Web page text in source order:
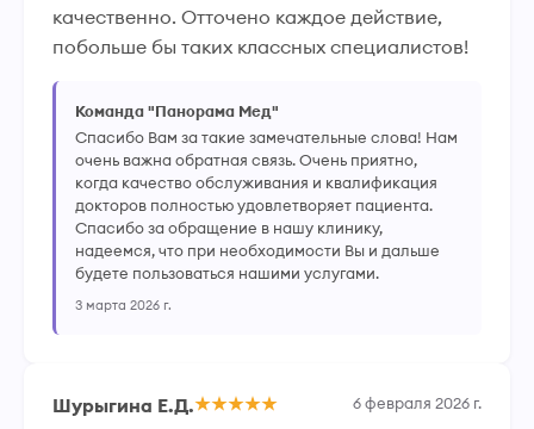
качественно. Отточено каждое действие,
побольше бы таких классных специалистов!
Команда "Панорама Мед"
Спасибо Вам за такие замечательные слова! Нам
очень важна обратная связь. Очень приятно,
когда качество обслуживания и квалификация
докторов полностью удовлетворяет пациента.
Спасибо за обращение в нашу клинику,
надеемся, что при необходимости Вы и дальше
будете пользоваться нашими услугами.
3 марта 2026 г.
Шурыгина Е.Д. 6 февраля 2026 г.